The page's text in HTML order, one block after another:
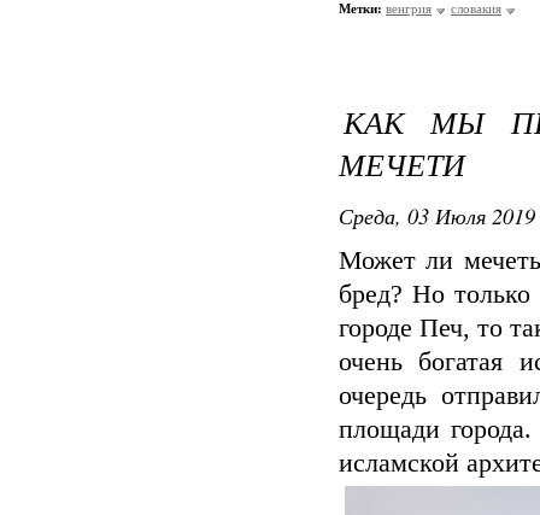
Метки: венгрия словакия
КАК МЫ
МЕЧЕТИ
Среда, 03 Июля
Может ли
бред? Но только
городе Печ, то
очень богатая
очередь
площади
исламской